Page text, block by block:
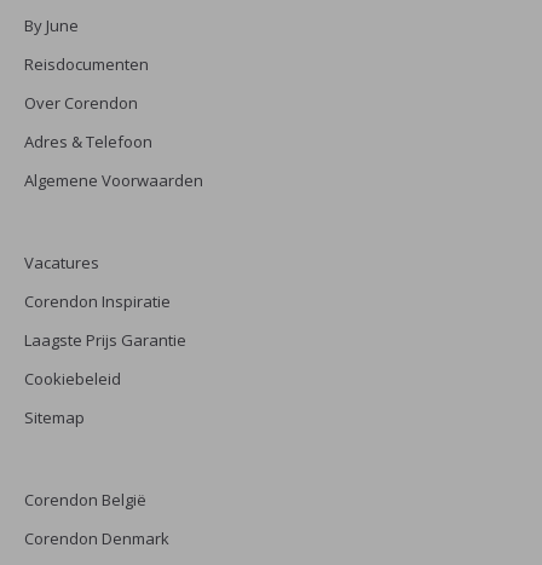
By June
Reisdocumenten
Over Corendon
Adres & Telefoon
Algemene Voorwaarden
Vacatures
Corendon Inspiratie
Laagste Prijs Garantie
Cookiebeleid
Sitemap
Corendon België
Corendon Denmark